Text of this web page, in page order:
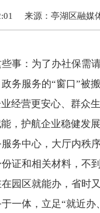
来源： 亭湖区融媒
事：为了办社保需
务服务的“窗口”被
经营更安心、群众
，护航企业稳健发展
务中心，大厅内秩
证和相关材料，不
园区就能办，省时
一体，立足“就近